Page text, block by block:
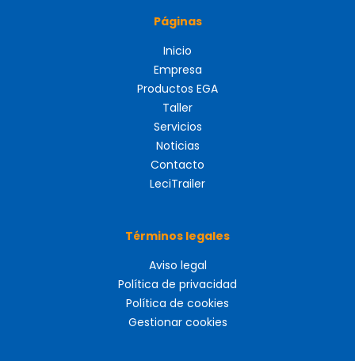
Páginas
Inicio
Empresa
Productos EGA
Taller
Servicios
Noticias
Contacto
LeciTrailer
Términos legales
Aviso legal
Política de privacidad
Política de cookies
Gestionar cookies